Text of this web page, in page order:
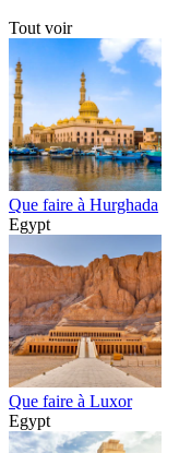
Tout voir
Que faire à Hurghada
Egypt
Que faire à Luxor
Egypt